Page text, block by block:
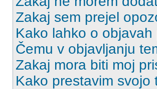
Zakaj sem prejel
Kako lahko o
Čemu v objavljanju
Zakaj mora biti moj
Kako prestavim svojo